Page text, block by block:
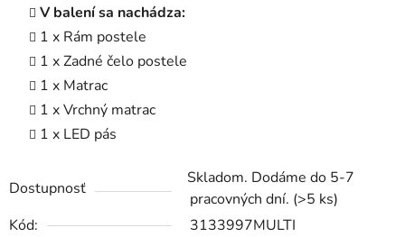
V balení sa nachádza:
1 x Rám postele
1 x Zadné čelo postele
1 x Matrac
1 x Vrchný matrac
1 x LED pás
Dostupnosť
Skladom. Dodáme do 5-7
pracovných dní. (>5 ks)
Kód:
3133997MULTI